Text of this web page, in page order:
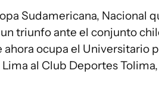
Sudamericana, Nacional
triunfo ante el conjunto
ahora ocupa el Universitario
al Club Deportes